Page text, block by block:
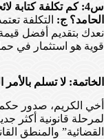
س4: كم تكلفة
الحامد؟ ج: التكلفة
نعدك بتقديم أفضل
قوية هو استثمار في
الخاتمة: لا تسلم بالأمر
أخي الكريم، صدور حكم
لمرحلة قانونية أكثر
القضائية” والمنطق